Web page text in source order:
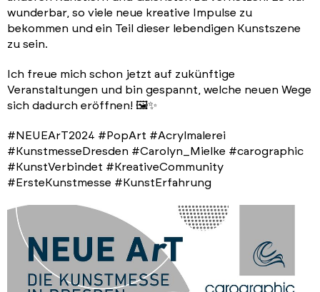
wunderbar, so viele neue kreative Impulse zu
bekommen und ein Teil dieser lebendigen Kunstszene
zu sein.
Ich freue mich schon jetzt auf zukünftige
Veranstaltungen und bin gespannt, welche neuen Wege
sich dadurch eröffnen! 🖼️✨
#NEUEArT2024 #PopArt #Acrylmalerei
#KunstmesseDresden #Carolyn_Mielke #carographic
#KunstVerbindet #KreativeCommunity
#ErsteKunstmesse #KunstErfahrung